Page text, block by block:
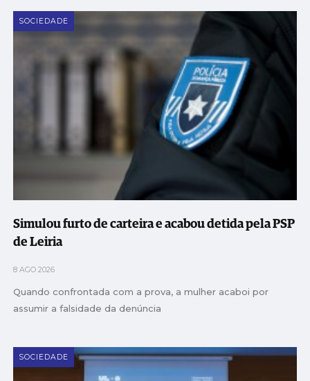
SOCIEDADE
Simulou furto de carteira e acabou detida pela PSP
de Leiria
8 AGO 2026
Quando confrontada com a prova, a mulher acaboi por
assumir a falsidade da denúncia
SOCIEDADE